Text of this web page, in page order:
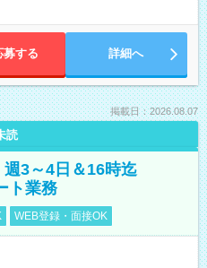
募する 詳細へ
掲載日：2026.08.07
読
3～4日＆16時迄
ト業務
WEB登録・面接OK